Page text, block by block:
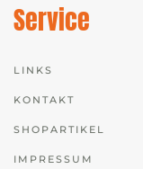
Service
LINKS
KONTAKT
SHOPARTIKEL
IMPRESSUM